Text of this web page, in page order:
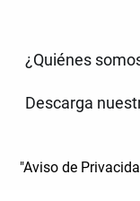
¿Quiénes
Descarga
"Aviso de